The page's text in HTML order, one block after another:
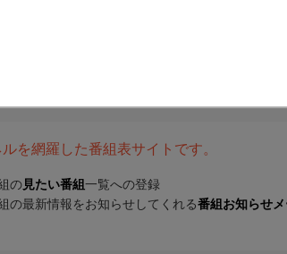
を網羅した番組表サイトです。
の 見たい番組 一覧への登録
の最新情報をお知らせしてくれる番組お知らせ